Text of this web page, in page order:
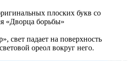
плоских букв со
«Дворца борьбы»
свет падает на поверхность
ореол вокруг него.